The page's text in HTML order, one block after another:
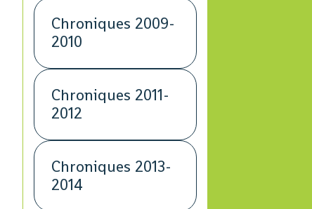
Chroniques 2009-
2010
Chroniques 2011-
2012
Chroniques 2013-
2014